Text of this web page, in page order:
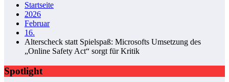
Startseite
2026
Februar
16.
Alterscheck statt Spielspaß: Microsofts Umsetzung des
„Online Safety Act“ sorgt für Kritik
Spotlight